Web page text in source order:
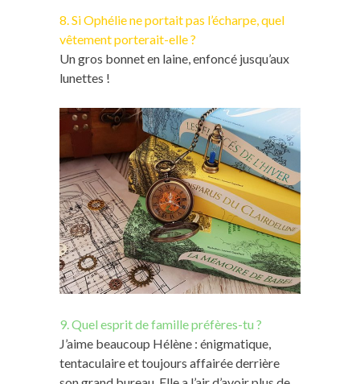
8. Si Ophélie ne portait pas l’écharpe, quel
vêtement porterait-elle ?
Un gros bonnet en laine, enfoncé jusqu’aux
lunettes !
9. Quel esprit de famille préfères-tu ?
J’aime beaucoup Hélène : énigmatique,
tentaculaire et toujours affairée derrière